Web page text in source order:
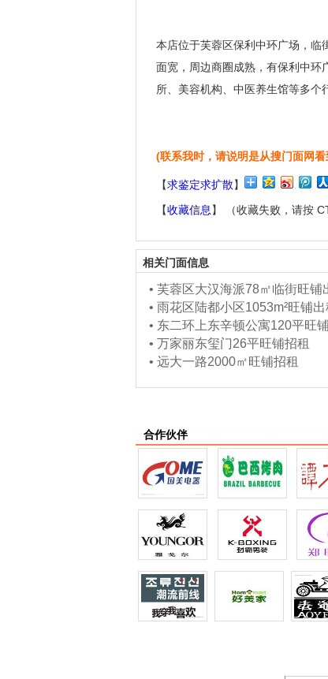
本店位于芙蓉区保利中环广场，临
面宽，周边商圈成熟，有保利中环
所、美容机构、中医养生馆等多个
(联系我时，请说明是从搜门面网
【求鉴定求扩散】
【收藏信息 】 （收藏失败，请按
相关门面信息
• 芙蓉区大汉海派78㎡临街旺铺
• 雨花区陆都小区1053m²旺铺出
• 东二环上东辛顿公寓120平旺
• 万家丽东玺门26平旺铺招租
• 远大一路2000㎡旺铺招租
合作伙伴